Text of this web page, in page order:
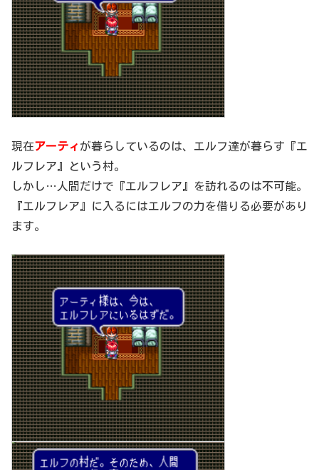
現在アーティ が暮らしているのは、エルフ達が暮らす『エ
ルフレア』という村。
しかし…人間だけで『エルフレア』を訪れるのは不可能。
『エルフレア』に入るにはエルフの力を借りる必要があり
ます。